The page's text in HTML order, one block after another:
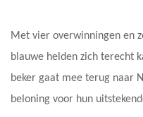
Met vier overwinningen en
blauwe helden zich terecht
beker gaat mee terug naar
beloning voor hun